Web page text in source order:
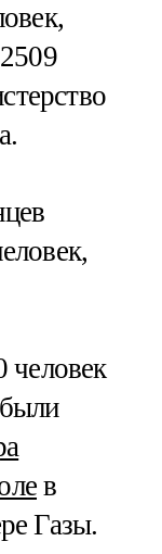
человек
в
Газы.